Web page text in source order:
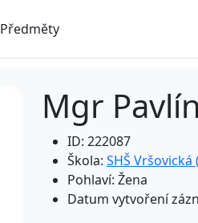
Předměty
Mgr
ID: 222087
Škola: SHŠ Vršovická
Pohlaví: Žena
Datum vytvoření